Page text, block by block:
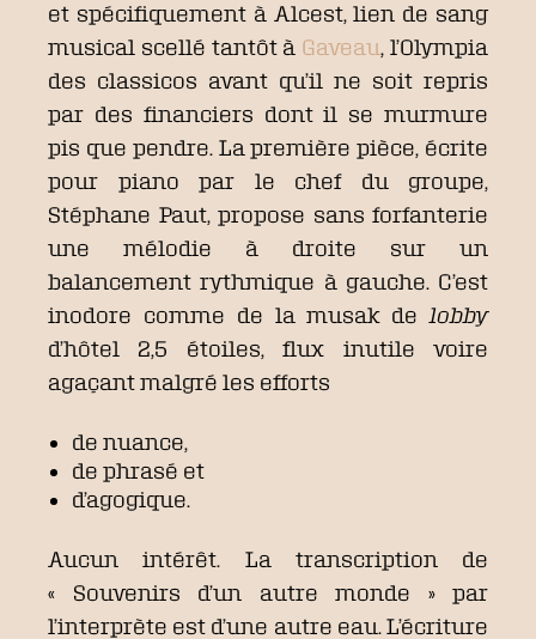
et spécifiquement à Alcest, lien de sang
musical scellé tantôt à Gaveau, l’Olympia
des classicos avant qu’il ne soit repris
par des financiers dont il se murmure
pis que pendre. La première pièce, écrite
pour piano par le chef du groupe,
Stéphane Paut, propose sans forfanterie
une mélodie à droite sur un
balancement rythmique à gauche. C’est
inodore comme de la musak de lobby
d’hôtel 2,5 étoiles, flux inutile voire
agaçant malgré les efforts
de nuance,
de phrasé et
d’agogique.
Aucun intérêt. La transcription de
« Souvenirs d’un autre monde » par
l’interprète est d’une autre eau. L’écriture